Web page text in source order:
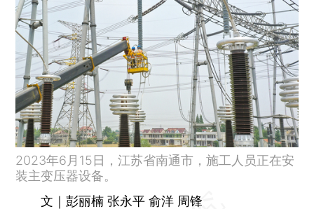
2023年6月15日，江苏省南通市，施工人员正在安
装主变压器设备。
文｜彭丽楠 张永平 俞洋 周锋